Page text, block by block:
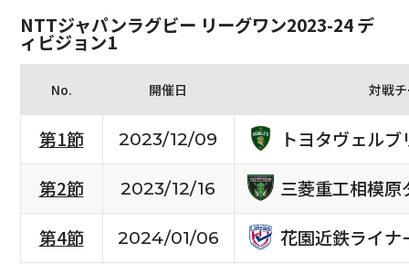
NTTジャパンラグビー リーグワン2023-24 デ
ィビジョン1
No. 開催日 対戦
第1節 2023/12/09
トヨタヴェルブ
第2節
2023/12/16
三菱重工相模原
第4節
2024/01/06
花園近鉄ライナ